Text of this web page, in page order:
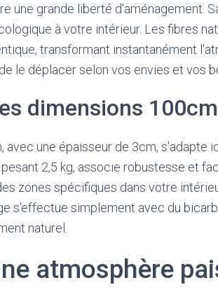
une grande liberté d'aménagement.
à votre intérieur. Les fibres
transformant instantanément
le déplacer selon vos envies et vos
dimensions 100cm
une épaisseur de 3cm, s'adapte
2,5 kg, associe robustesse et
zones spécifiques dans votre
s'effectue simplement avec du
naturel.
atmosphère